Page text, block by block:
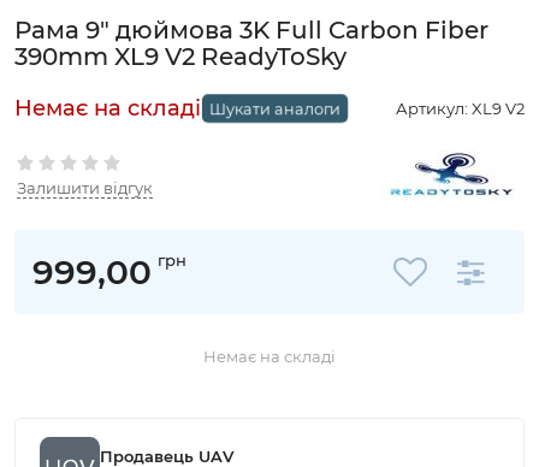
Рама 9" дюймова 3K Full Carbon Fiber
390mm XL9 V2 ReadyToSky
Шукати аналоги Артикул: XL9 V2
Залишити відгук
999,00 грн
Немає на складі
Продавець UAV